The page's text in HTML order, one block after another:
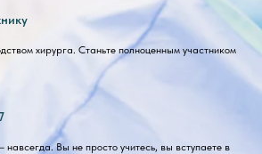
хирурга. Станьте полноценным участником
Вы не просто учитесь, вы вступаете в